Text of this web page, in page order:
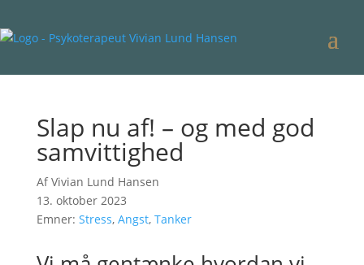
Slap nu af! – og med god
samvittighed
Af Vivian Lund Hansen
13. oktober 2023
Emner: Stress, Angst, Tanker